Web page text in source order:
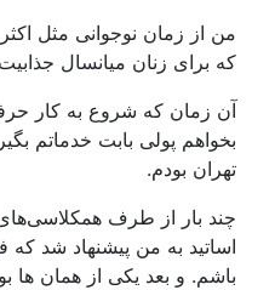
من از زمان نوجوانی مثل
که برای زنان میانسال
آن زمان که شروع به کار
بخواهم پولی بابت خدماتم
تهران بودم.
چند بار از طرف
اساتید به من پیشنهاد شد
باشم. و بعد یکی از همان ها